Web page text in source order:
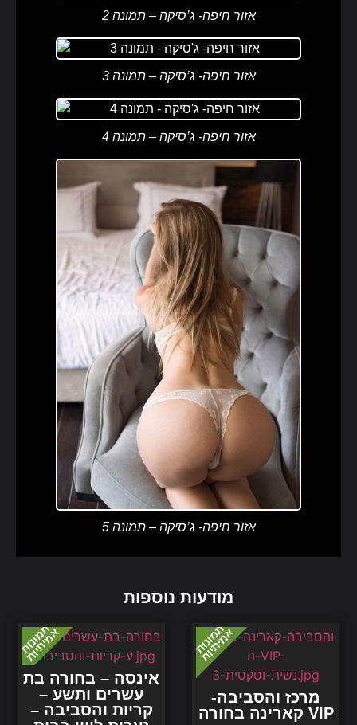
אזור חיפה- ג’סיקה – תמונה 2
אזור חיפה- ג’סיקה – תמונה 3
אזור חיפה- ג’סיקה – תמונה 4
אזור חיפה- ג’סיקה – תמונה 5
מודעות נוספות
אינסה – בחורה בת
עשרים ותשע –
קריות והסביבה –
מרכז והסביבה-
קארינה בחורה VIP